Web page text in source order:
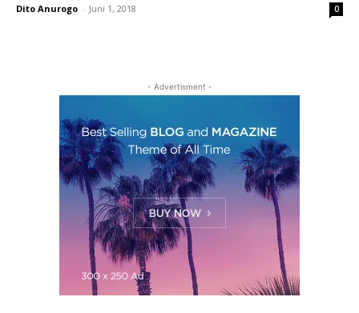
Dito Anurogo - Juni 1, 2018 0
- Advertisment -